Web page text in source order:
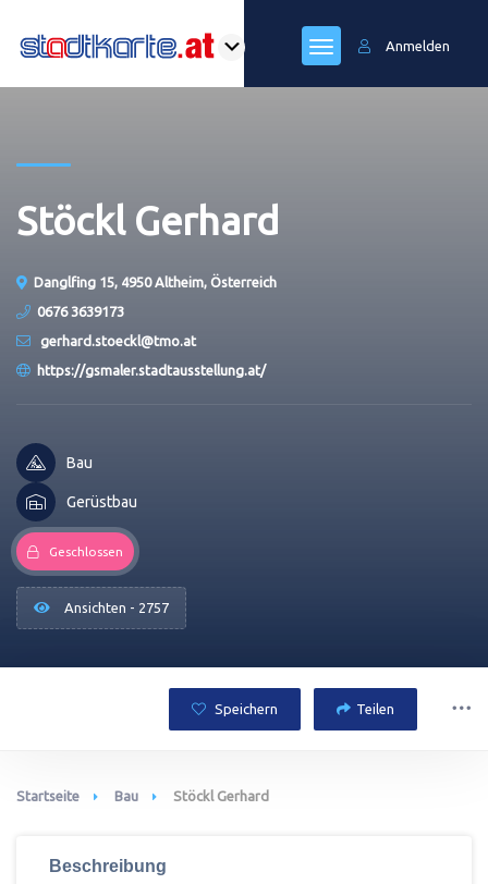
Anmelden
Stöckl Gerhard
Danglfing 15, 4950 Altheim, Österreich
0676 3639173
gerhard.stoeckl@tmo.at
https://gsmaler.stadtausstellung.at/
Bau
Gerüstbau
Geschlossen
Ansichten - 2757
Speichern Teilen
Startseite Bau Stöckl Gerhard
Beschreibung